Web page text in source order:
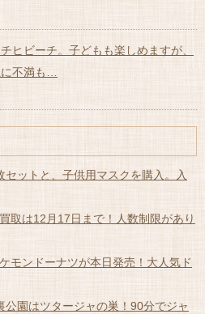
ヒビーチ。子どもも楽しめますが、
不満も…
セットと、子供用マスクを購入。入
取は12月17日まで！人数制限があり
モンドーナツが本日発売！大人気ド
公園はツタージャの巣！90分でジャ